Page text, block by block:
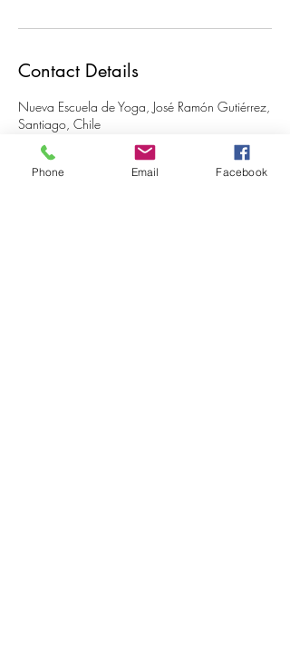
Contact Details
Nueva Escuela de Yoga, José Ramón Gutiérrez,
Santiago, Chile
+56981995541
miyoganey@gmail.com
Phone Email Facebook